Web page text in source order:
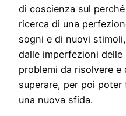
di coscienza sul
ricerca di una
sogni e di nuovi
dalle imperfezioni
problemi da risolvere
superare, per poi
una nuova sfida.